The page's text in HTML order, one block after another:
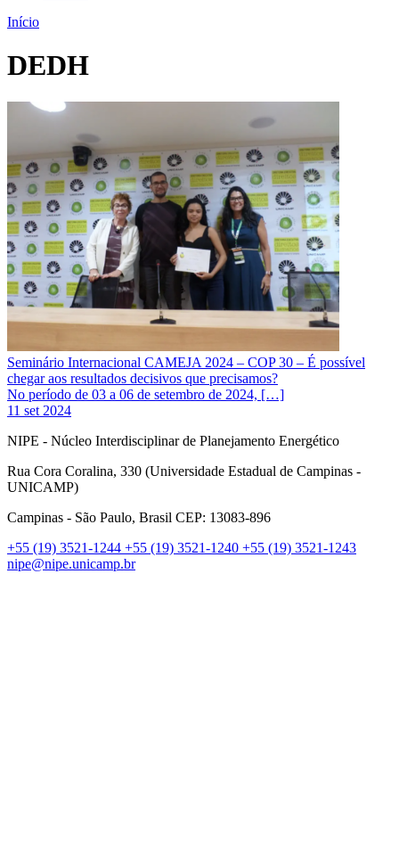
Início
DEDH
Seminário Internacional CAMEJA 2024 – COP 30 – É possível
chegar aos resultados decisivos que precisamos?
No período de 03 a 06 de setembro de 2024, […]
11 set 2024
NIPE - Núcleo Interdisciplinar de Planejamento Energético
Rua Cora Coralina, 330 (Universidade Estadual de Campinas -
UNICAMP)
Campinas - São Paulo, Brasil CEP: 13083-896
+55 (19) 3521-1244 +55 (19) 3521-1240 +55 (19) 3521-1243
nipe@nipe.unicamp.br